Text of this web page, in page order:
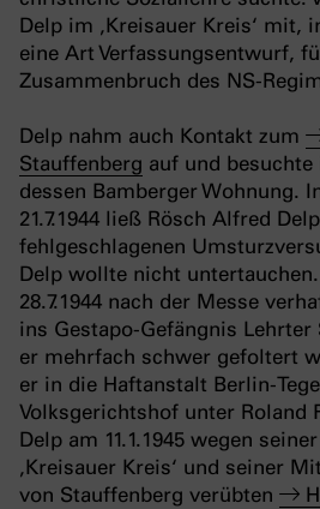
Delp im ‚Kreisauer Kreis‘ mit,
eine Art Verfassungsentwurf,
Zusammenbruch des NS-
Delp nahm auch Kontakt zum
Stauffenberg auf und besuchte
dessen Bamberger Wohnung.
21.7.1944 ließ Rösch Alfred
fehlgeschlagenen
Delp wollte nicht
28.7.1944 nach der Messe
ins Gestapo-Gefängnis
er mehrfach schwer gefoltert
er in die Haftanstalt Berlin-
Volksgerichtshof unter Roland
Delp am 11.1.1945 wegen
‚Kreisauer Kreis‘ und seiner
von Stauffenberg verübten